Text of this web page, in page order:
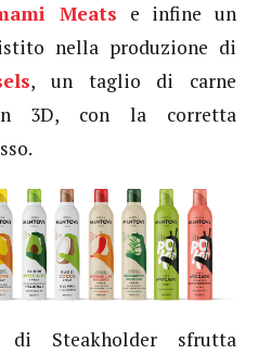
Meats e infine un
nella produzione di
, un taglio di carne
3D, con la corretta
di Steakholder sfrutta